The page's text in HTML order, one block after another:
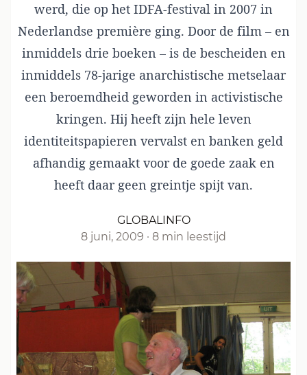
werd, die op het IDFA-festival in 2007 in
Nederlandse première ging. Door de film – en
inmiddels drie boeken – is de bescheiden en
inmiddels 78-jarige anarchistische metselaar
een beroemdheid geworden in activistische
kringen. Hij heeft zijn hele leven
identiteitspapieren vervalst en banken geld
afhandig gemaakt voor de goede zaak en
heeft daar geen greintje spijt van.
GLOBALINFO
8 juni, 2009 · 8 min leestijd